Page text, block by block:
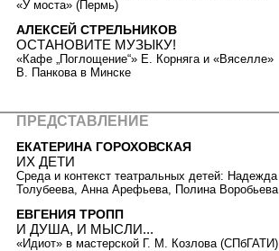
«У моста» (Пермь)
АЛЕКСЕЙ СТРЕЛЬНИКОВ
ОСТАНОВИТЕ МУЗЫКУ!
«Кафе „Поглощение“» Е. Корняга и «Вяселле»
В. Панкова в Минске
ПРЕДСТАВЛЕНИЕ
ЕКАТЕРИНА ГОРОХОВСКАЯ
ИХ ДЕТИ
Среда и контекст театральных детей: Надежда
Толубеева, Анна Арефьева, Полина Воробьева
ЕВГЕНИЯ ТРОПП
И ДУША, И МЫСЛИ...
«Идиот» в мастерской Г. М. Козлова (СПбГАТИ)